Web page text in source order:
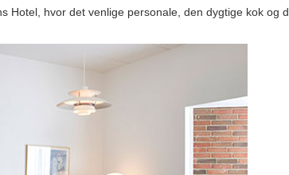
Hotel, hvor det venlige personale, den dygtige kok og